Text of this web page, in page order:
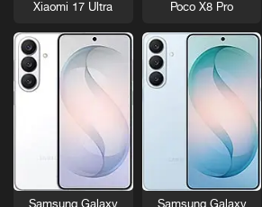
Poco X8 Pro
Xiaomi 17 Ultra